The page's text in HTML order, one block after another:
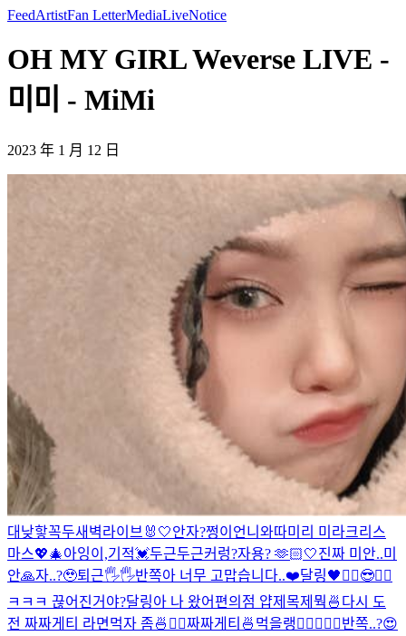
FeedArtistFan LetterMediaLiveNotice
OH MY GIRL Weverse LIVE -
미미 - MiMi
2023 年 1 月 12 日
대낮핳꼭두새벽라이브 🐰🤍안자?쩡이언니와따미리 미라크리스
마스💖🎄아잉이,기적💓두근두근커렁?자용? 🫶🏻🤍진짜 미안..미
안🙏자..?🥹퇴근🖐🖐반쪽아 너무 고맙습니다..❤️달링🖤 ✌🏻😎✌🏻
ㅋㅋㅋ 끊어진거야?달링아 나 왔어편의점 얍제목제뭑 🍜 다시 도
전 짜짜게티 라면먹자 좀🍜✌🏻짜짜게티🍜먹을랭 ✌🏻 🖤🍒 🖤반쪽..?😍